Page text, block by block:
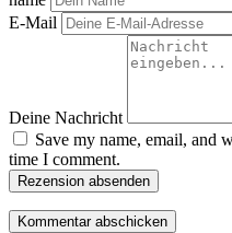
E-Mail
Deine Nachricht
Save my name, email, and
time I comment.
Rezension absenden